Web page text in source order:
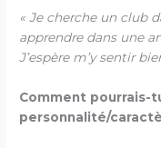
« Je cherche un club
apprendre dans une
J’espère m’y sentir
Comment pourrais-
personnalité/